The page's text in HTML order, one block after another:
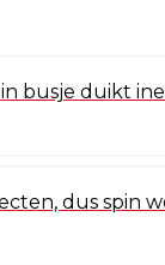
busje duikt
dus spin